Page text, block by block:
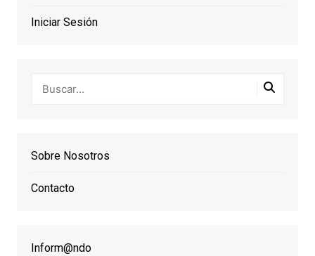
Iniciar Sesión
Sobre Nosotros
Contacto
Inform@ndo